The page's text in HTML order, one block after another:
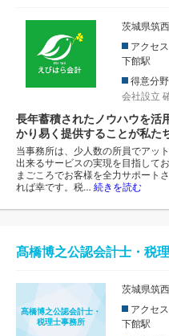
茨城県筑
アクセス
下館駅
得意分
会社設立
長年蓄積されたノウハウを活
かり易く提供することが私た
当事務所は、少人数の所員でアッ
出来るサービスの実現を目指して
まごころでお客様を全力サポート
れば幸です。税… 続きを読む
髙橋博之公認会計士・税
髙橋博之公認会計士・
税理士事務所
茨城県筑
アクセス
下館駅